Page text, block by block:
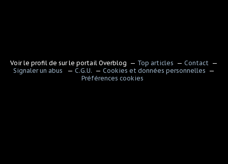
Voir le profil de sur le portail Overblog Top articles
Contact
Signaler un abus
C.G.U.
Cookies et données personnelles
Préférences cookies